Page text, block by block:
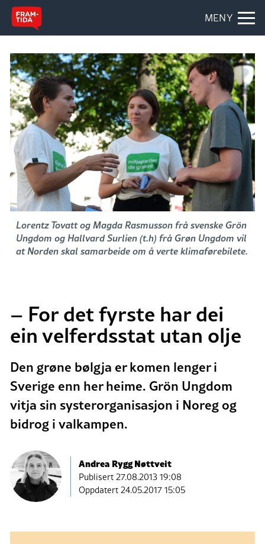
MENY
Lorentz Tovatt og Magda Rasmusson frå svenske Grön
Ungdom og Hallvard Surlien (t.h) frå Grøn Ungdom vil
at Norden skal samarbeide om å verte klimaførebilete.
– For det fyrste har dei
ein velferdsstat utan olje
Den grøne bølgja er komen lenger i
Sverige enn her heime. Grön Ungdom
vitja sin systerorganisasjon i Noreg og
bidrog i valkampen.
Andrea Rygg Nøttveit
Publisert27.08.2013 19:08
Oppdatert 24.05.2017 15:05